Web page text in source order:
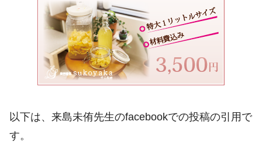
以下は、来島未侑先生のfacebookでの投稿の引用で
す。